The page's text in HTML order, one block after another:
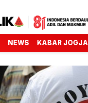
NEWS KABAR JOGJA